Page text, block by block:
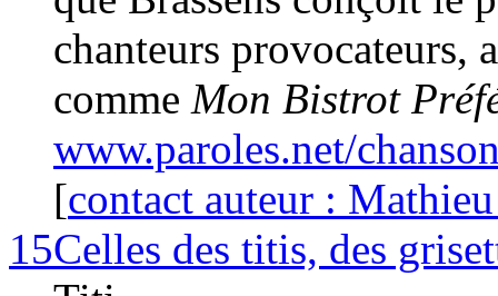
chanteurs provocateurs,
comme Mon Bistrot
www.paroles.net/
[contact auteur :
15Celles des titis, des